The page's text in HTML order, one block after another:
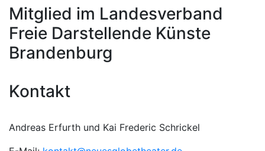
Mitglied im Landesverband
Freie Darstellende Künste
Brandenburg
Kontakt
Andreas Erfurth und Kai Frederic Schrickel